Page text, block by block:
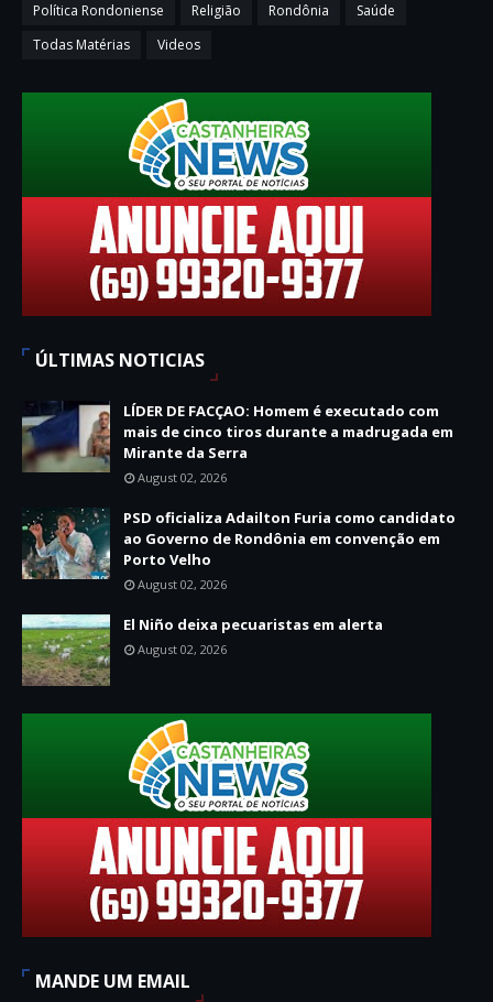
Política Rondoniense
Religião Rondônia
Saúde
Todas Matérias
Videos
ÚLTIMAS NOTICIAS
LÍDER DE FACÇAO: Homem é executado com
mais de cinco tiros durante a madrugada em
Mirante da Serra
August 02, 2026
PSD oficializa Adailton Furia como candidato
ao Governo de Rondônia em convenção em
Porto Velho
August 02, 2026
El Niño deixa pecuaristas em alerta
August 02, 2026
MANDE UM EMAIL